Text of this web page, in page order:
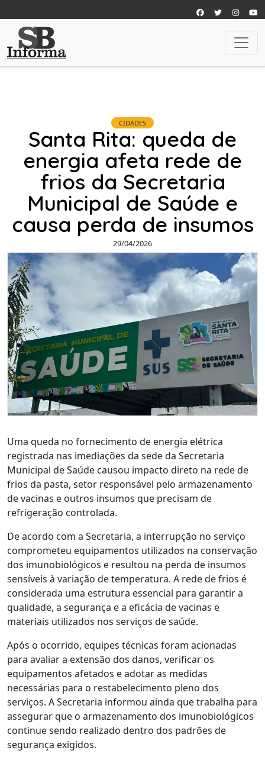
CIDADES
Santa Rita: queda de
energia afeta rede de
frios da Secretaria
Municipal de Saúde e
causa perda de insumos
29/04/2026
Uma queda no fornecimento de energia elétrica
registrada nas imediações da sede da Secretaria
Municipal de Saúde causou impacto direto na rede de
frios da pasta, setor responsável pelo armazenamento
de vacinas e outros insumos que precisam de
refrigeração controlada.
De acordo com a Secretaria, a interrupção no serviço
comprometeu equipamentos utilizados na conservação
dos imunobiológicos e resultou na perda de insumos
sensíveis à variação de temperatura. A rede de frios é
considerada uma estrutura essencial para garantir a
qualidade, a segurança e a eficácia de vacinas e
materiais utilizados nos serviços de saúde.
Após o ocorrido, equipes técnicas foram acionadas
para avaliar a extensão dos danos, verificar os
equipamentos afetados e adotar as medidas
necessárias para o restabelecimento pleno dos
serviços. A Secretaria informou ainda que trabalha para
assegurar que o armazenamento dos imunobiológicos
continue sendo realizado dentro dos padrões de
segurança exigidos.